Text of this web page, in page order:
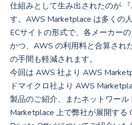
仕組みとして生み出されたのが
す。AWS Marketplace は多くの
ECサイトの形式で、各メーカー
かつ、AWS の利用料と合算され
の手間も軽減されます。
今回は AWS 社より AWS
ドマイクロ社より AWS
製品のご紹介、またネットワー
Marketplace 上で弊社が展開する